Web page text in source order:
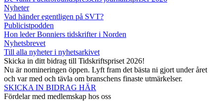
Nyheter
Vad händer egentligen på SVT?
Publicistpodden
Hon leder Bonniers tidskrifter i Norden
Nyhetsbrevet
Till alla nyheter i nyhetsarkivet
Skicka in ditt bidrag till Tidskriftspriset 2026!
Nu är nomineringen öppen. Lyft fram det bästa ni gjort under året
och var med och tävla om branschens finaste utmärkelser.
SKICKA IN BIDRAG HÄR
Fördelar med medlemskap hos oss